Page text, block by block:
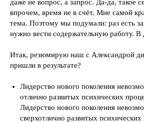
даже не вопрос, а запрос. Да-да, такое
впрочем, время не в счёт. Мне самой
тема. Поэтому мы подумали: раз есть
нужно вести содержательную работу. В
Итак, резюмирую наш с Александрой
пришли в результате?
Лидерство нового поколения
отлично развитых психических
Лидерство нового поколения
сверхотлично развитых психических